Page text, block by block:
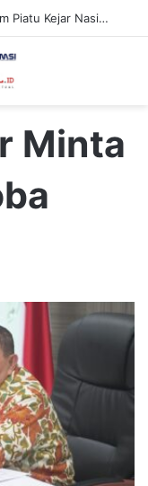
Momen Haru di Situbondo, Siswi Yatim Piatu Kejar Nasim Khan Saat Reses Demi Ucapkan Terima Kasih
Minta